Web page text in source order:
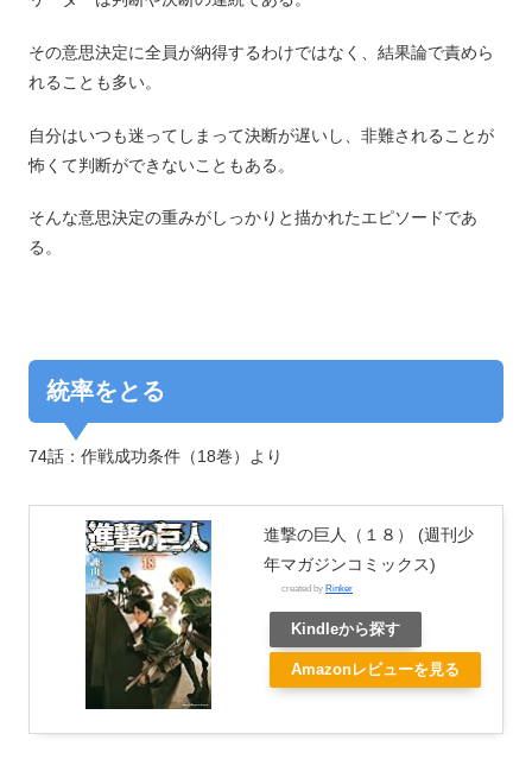
その意思決定に全員が納得するわけではなく、結果論で責めら
れることも多い。
自分はいつも迷ってしまって決断が遅いし、非難されることが
怖くて判断ができないこともある。
そんな意思決定の重みがしっかりと描かれたエピソードであ
る。
統率をとる
74話：作戦成功条件（18巻）より
進撃の巨人（１８） (週刊少
年マガジンコミックス)
created by Rinker
Kindleから探す
Amazonレビューを見る